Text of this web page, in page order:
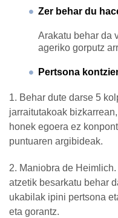
Zer behar du
Arakatu behar da
ageriko gorputz
Pertsona
1. Behar dute darse 5
jarraitutakoak
honek egoera ez
puntuaren argibideak.
2. Maniobra de
atzetik besarkatu behar
ukabilak ipini pertsona
eta gorantz.